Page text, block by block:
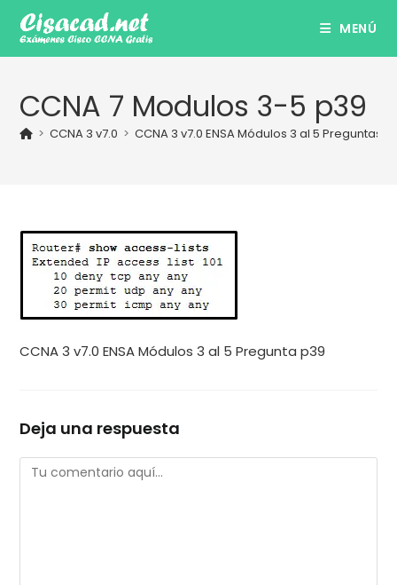
contenido
MENÚ
CCNA 7 Modulos 3-5 p39
> CCNA 3 v7.0 > CCNA 3 v7.0 ENSA Módulos 3 al 5 Preguntas
CCNA 3 v7.0 ENSA Módulos 3 al 5 Pregunta p39
Deja una respuesta
Comentario